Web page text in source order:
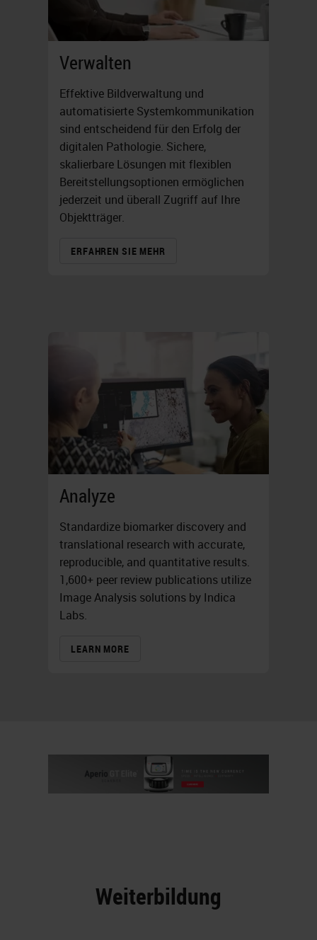
Verwalten
Effektive Bildverwaltung und
automatisierte Systemkommunikation
sind entscheidend für den Erfolg der
digitalen Pathologie. Sichere,
skalierbare Lösungen mit flexiblen
Bereitstellungsoptionen ermöglichen
jederzeit und überall Zugriff auf Ihre
Objektträger.
ERFAHREN SIE MEHR
Analyze
Standardize biomarker discovery and
translational research with accurate,
reproducible, and quantitative results.
1,600+ peer review publications utilize
Image Analysis solutions by Indica
Labs.
LEARN MORE
Weiterbildung